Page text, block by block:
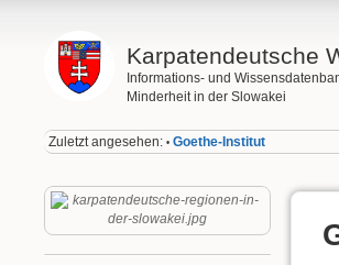
Karpatendeutsche
Informations- und
Minderheit in der Slowakei
Zuletzt angesehen: • Goethe-Institut